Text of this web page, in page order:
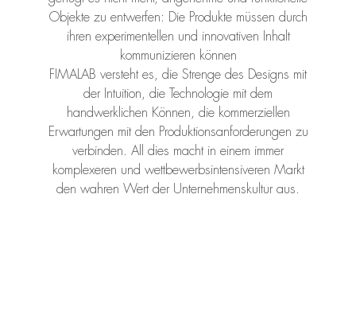
Objekte zu entwerfen: Die Produkte müssen durch
ihren experimentellen und innovativen Inhalt
kommunizieren können
FIMALAB versteht es, die Strenge des Designs mit
der Intuition, die Technologie mit dem
handwerklichen Können, die kommerziellen
Erwartungen mit den Produktionsanforderungen zu
verbinden. All dies macht in einem immer
komplexeren und wettbewerbsintensiveren Markt
den wahren Wert der Unternehmenskultur aus.